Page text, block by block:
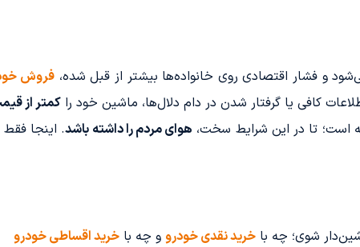
و فشار اقتصادی روی خانواده‌ها بیشتر از قبل شده، فروش
کافی یا گرفتار شدن در دام دلال‌ها، ماشین خود را کمتر از
است؛ تا در این شرایط سخت، هوای مردم را داشته باشد. اینجا
شوی؛ چه با خرید نقدی خودرو و چه با خرید اقساطی خودرو